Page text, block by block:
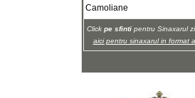
Camoliane
Click pe sfinti pentru Sinaxarul
aici pentru sinaxarul in format